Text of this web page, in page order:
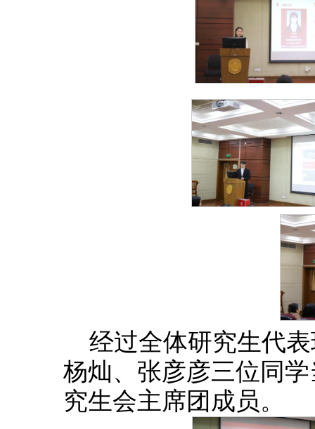
经过全体研究生代
杨灿、张彦彦三位同
究生会主席团成员。